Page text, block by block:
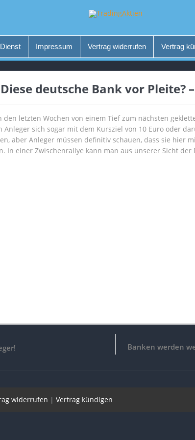
Impressum Vertrag widerrufen Vertrag
deutsche Bank vor Pleite? –
den letzten Wochen von einem Tief zum nächsten
Anleger sich sogar mit dem Kursziel von 10 Euro oder
aber Anleger müssen definitiv schauen, dass sie hier
In einer Zwischenrallye kann man aus unserer Sicht
Banken werden
widerrufen | Vertrag kündigen